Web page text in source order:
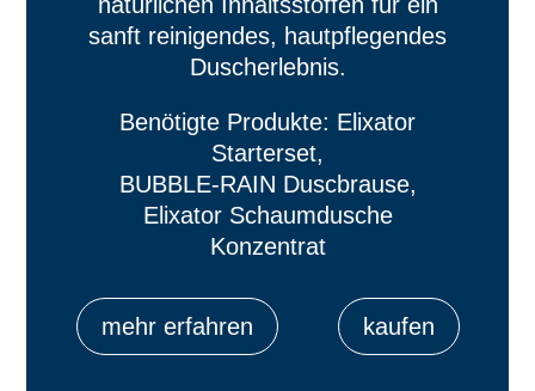
sanft reinigendes, hautpflegendes
Duscherlebnis.
Benötigte Produkte: Elixator
Starterset,
BUBBLE-RAIN Duscbrause,
Elixator Schaumdusche
Konzentrat
mehr erfahren kaufen